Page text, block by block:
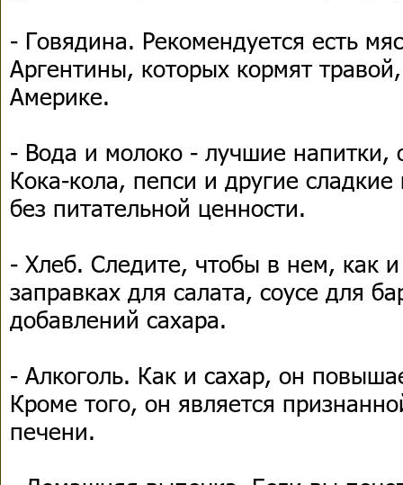
- Говядина. Рекомендуется есть
Аргентины, которых кормят
Америке.
- Вода и молоко - лучшие напитки,
Кока-кола, пепси и другие
без питательной ценности.
- Хлеб. Следите, чтобы в нем, как
заправках для салата, соусе для
добавлений сахара.
- Алкоголь. Как и сахар, он
Кроме того, он является
печени.